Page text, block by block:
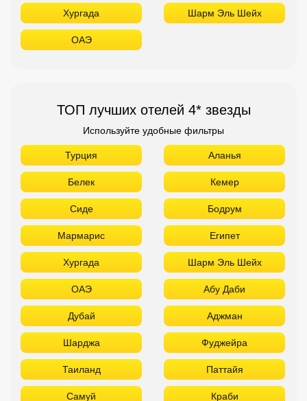
Хургада Шарм Эль Шейх
ОАЭ
ТОП лучших отелей 4* звезды
Используйте удобные фильтры
Турция Аланья
Белек Кемер
Сиде Бодрум
Мармарис Египет
Хургада Шарм Эль Шейх
ОАЭ Абу Даби
Дубай Аджман
Шарджа Фуджейра
Таиланд Паттайя
Самуй Краби